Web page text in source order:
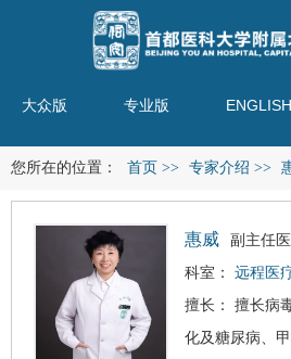
大众版 专业版 ENGLISH
您所在的位置： 首页 >> 专家介绍 >>
惠威
副主任
科室： 远程医
擅长： 擅长病
化及糖尿病、